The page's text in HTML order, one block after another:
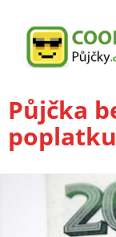
Půjčka
poplatku